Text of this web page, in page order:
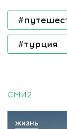
#турция
СМИ2
ЖИЗНЬ